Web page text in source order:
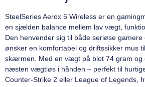
SteelSeries Aerox 5 Wireless er en
en sjælden balance mellem lav vægt,
Den henvender sig til både seriøse
ønsker en komfortabel og driftssikker mus
skærmen. Med en vægt på blot 74 gram og
næsten vægtløs i hånden – perfekt til
Counter-Strike 2 eller League of Legends,